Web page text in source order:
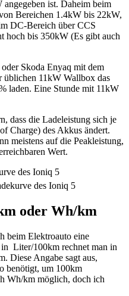
ist. Daheim beim
Bereichen 1.4kW bis 22kW,
DC-Bereich über CCS
hoch bis 350kW (Es gibt auch
Skoda Enyaq mit dem
üblichen 11kW Wallbox das
laden. Eine Stunde mit 11kW
dass die Ladeleistung sich je
Charge) des Akkus ändert.
meistens auf die Peakleistung,
Wert.
des Ioniq 5
oder Wh/km
beim Elektroauto eine
in Liter/100km rechnet man in
Diese Angabe sagt aus,
benötigt, um 100km
Wh/km möglich, doch ich